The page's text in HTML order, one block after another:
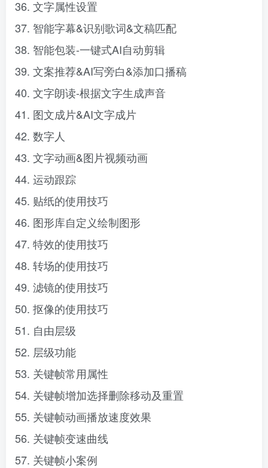
36. 文字属性设置
37. 智能字幕&识别歌词&文稿匹配
38. 智能包装-一键式AI自动剪辑
39. 文案推荐&AI写旁白&添加口播稿
40. 文字朗读-根据文字生成声音
41. 图文成片&AI文字成片
42. 数字人
43. 文字动画&图片视频动画
44. 运动跟踪
45. 贴纸的使用技巧
46. 图形库自定义绘制图形
47. 特效的使用技巧
48. 转场的使用技巧
49. 滤镜的使用技巧
50. 抠像的使用技巧
51. 自由层级
52. 层级功能
53. 关键帧常用属性
54. 关键帧增加选择删除移动及重置
55. 关键帧动画播放速度效果
56. 关键帧变速曲线
57. 关键帧小案例